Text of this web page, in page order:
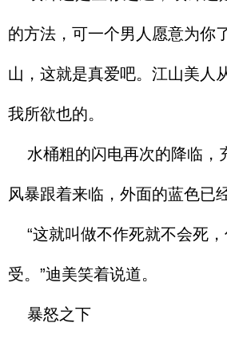
的方法，可一个男人愿意为你
山，这就是真爱吧。江山美人
我所欲也的。
水桶粗的闪电再次的降临，
风暴跟着来临，外面的蓝色已
“这就叫做不作死就不会死，
受。”迪美笑着说道。
暴怒之下